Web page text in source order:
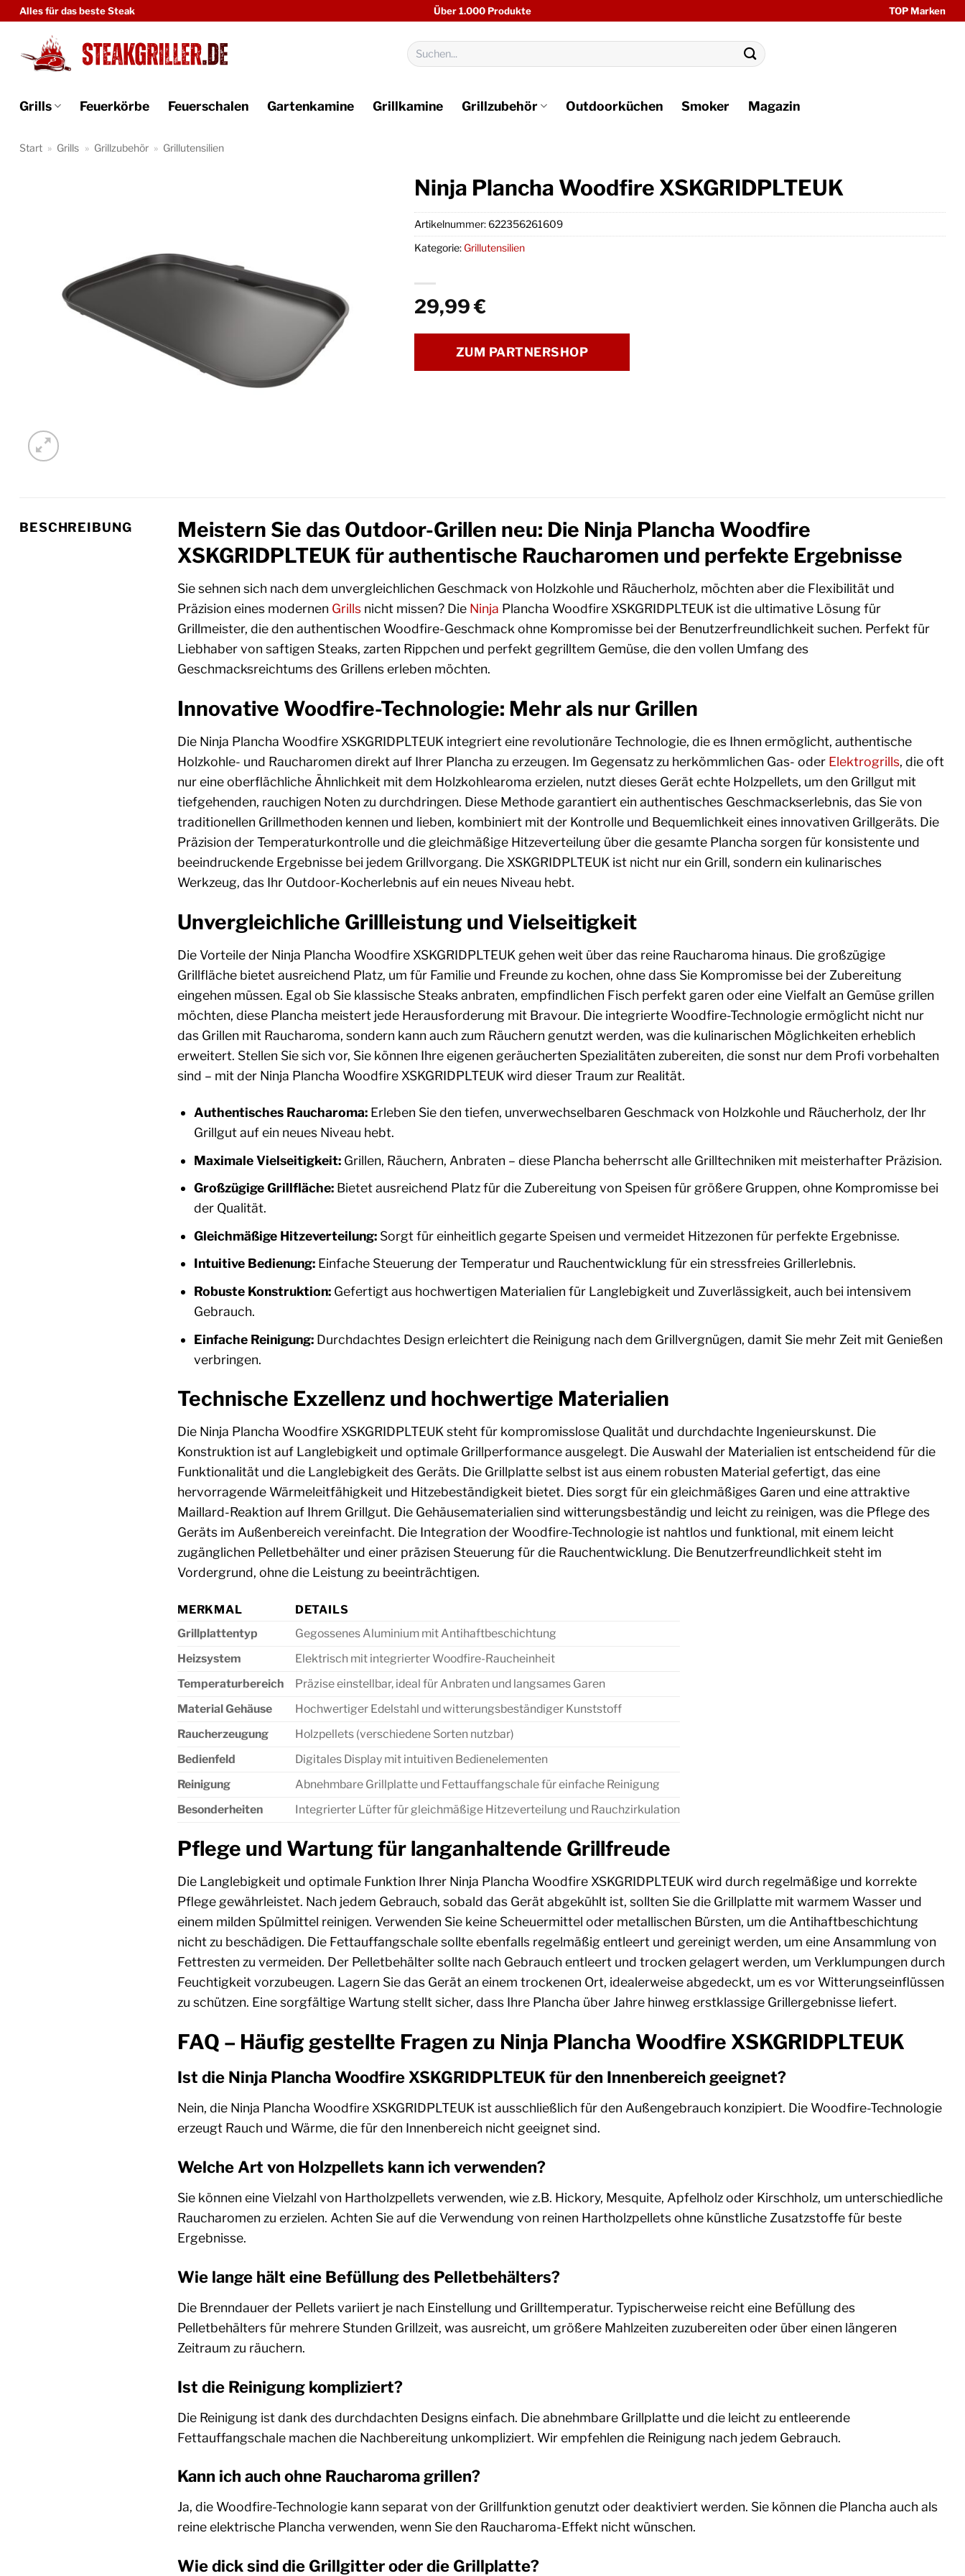
Zum
springen
Alles für das beste Steak Über 1.000 Produkte TOP Marken
Suchen
nach:
Grills Feuerkörbe Feuerschalen Gartenkamine Grillkamine Grillzubehör Outdoorküchen Smoker Magazin
Start » Grills » Grillzubehör » Grillutensilien
Ninja Plancha Woodfire XSKGRIDPLTEUK
29,99€
ZUM PARTNERSHOP
Artikelnummer: 622356261609
Kategorie: Grillutensilien
BESCHREIBUNG
Meistern Sie das Outdoor-Grillen neu: Die Ninja Plancha Woodfire
XSKGRIDPLTEUK für authentische Raucharomen und perfekte Ergebnisse
Sie sehnen sich nach dem unvergleichlichen Geschmack von Holzkohle und Räucherholz, möchten aber die Flexibilität und
Präzision eines modernen Grills nicht missen? Die Ninja Plancha Woodfire XSKGRIDPLTEUK ist die ultimative Lösung für
Grillmeister, die den authentischen Woodfire-Geschmack ohne Kompromisse bei der Benutzerfreundlichkeit suchen. Perfekt für
Liebhaber von saftigen Steaks, zarten Rippchen und perfekt gegrilltem Gemüse, die den vollen Umfang des
Geschmacksreichtums des Grillens erleben möchten.
Innovative Woodfire-Technologie: Mehr als nur Grillen
Die Ninja Plancha Woodfire XSKGRIDPLTEUK integriert eine revolutionäre Technologie, die es Ihnen ermöglicht, authentische
Holzkohle- und Raucharomen direkt auf Ihrer Plancha zu erzeugen. Im Gegensatz zu herkömmlichen Gas- oder Elektrogrills, die oft
nur eine oberflächliche Ähnlichkeit mit dem Holzkohlearoma erzielen, nutzt dieses Gerät echte Holzpellets, um den Grillgut mit
tiefgehenden, rauchigen Noten zu durchdringen. Diese Methode garantiert ein authentisches Geschmackserlebnis, das Sie von
traditionellen Grillmethoden kennen und lieben, kombiniert mit der Kontrolle und Bequemlichkeit eines innovativen Grillgeräts. Die
Präzision der Temperaturkontrolle und die gleichmäßige Hitzeverteilung über die gesamte Plancha sorgen für konsistente und
beeindruckende Ergebnisse bei jedem Grillvorgang. Die XSKGRIDPLTEUK ist nicht nur ein Grill, sondern ein kulinarisches
Werkzeug, das Ihr Outdoor-Kocherlebnis auf ein neues Niveau hebt.
Unvergleichliche Grillleistung und Vielseitigkeit
Die Vorteile der Ninja Plancha Woodfire XSKGRIDPLTEUK gehen weit über das reine Raucharoma hinaus. Die großzügige
Grillfläche bietet ausreichend Platz, um für Familie und Freunde zu kochen, ohne dass Sie Kompromisse bei der Zubereitung
eingehen müssen. Egal ob Sie klassische Steaks anbraten, empfindlichen Fisch perfekt garen oder eine Vielfalt an Gemüse grillen
möchten, diese Plancha meistert jede Herausforderung mit Bravour. Die integrierte Woodfire-Technologie ermöglicht nicht nur
das Grillen mit Raucharoma, sondern kann auch zum Räuchern genutzt werden, was die kulinarischen Möglichkeiten erheblich
erweitert. Stellen Sie sich vor, Sie können Ihre eigenen geräucherten Spezialitäten zubereiten, die sonst nur dem Profi vorbehalten
sind – mit der Ninja Plancha Woodfire XSKGRIDPLTEUK wird dieser Traum zur Realität.
Authentisches Raucharoma:Erleben Sie den tiefen, unverwechselbaren Geschmack von Holzkohle und Räucherholz, der Ihr
Grillgut auf ein neues Niveau hebt.
Maximale Vielseitigkeit:Grillen, Räuchern, Anbraten – diese Plancha beherrscht alle Grilltechniken mit meisterhafter Präzision.
Großzügige Grillfläche:Bietet ausreichend Platz für die Zubereitung von Speisen für größere Gruppen, ohne Kompromisse bei
der Qualität.
Gleichmäßige Hitzeverteilung:Sorgt für einheitlich gegarte Speisen und vermeidet Hitzezonen für perfekte Ergebnisse.
Intuitive Bedienung:Einfache Steuerung der Temperatur und Rauchentwicklung für ein stressfreies Grillerlebnis.
Robuste Konstruktion:Gefertigt aus hochwertigen Materialien für Langlebigkeit und Zuverlässigkeit, auch bei intensivem
Gebrauch.
Einfache Reinigung:Durchdachtes Design erleichtert die Reinigung nach dem Grillvergnügen, damit Sie mehr Zeit mit Genießen
verbringen.
Technische Exzellenz und hochwertige Materialien
Die Ninja Plancha Woodfire XSKGRIDPLTEUK steht für kompromisslose Qualität und durchdachte Ingenieurskunst. Die
Konstruktion ist auf Langlebigkeit und optimale Grillperformance ausgelegt. Die Auswahl der Materialien ist entscheidend für die
Funktionalität und die Langlebigkeit des Geräts. Die Grillplatte selbst ist aus einem robusten Material gefertigt, das eine
hervorragende Wärmeleitfähigkeit und Hitzebeständigkeit bietet. Dies sorgt für ein gleichmäßiges Garen und eine attraktive
Maillard-Reaktion auf Ihrem Grillgut. Die Gehäusematerialien sind witterungsbeständig und leicht zu reinigen, was die Pflege des
Geräts im Außenbereich vereinfacht. Die Integration der Woodfire-Technologie ist nahtlos und funktional, mit einem leicht
zugänglichen Pelletbehälter und einer präzisen Steuerung für die Rauchentwicklung. Die Benutzerfreundlichkeit steht im
Vordergrund, ohne die Leistung zu beeinträchtigen.
MERKMAL
DETAILS
Grillplattentyp
Gegossenes Aluminium mit Antihaftbeschichtung
Heizsystem
Elektrisch mit integrierter Woodfire-Raucheinheit
Temperaturbereich
Präzise einstellbar, ideal für Anbraten und langsames Garen
Material Gehäuse
Hochwertiger Edelstahl und witterungsbeständiger Kunststoff
Raucherzeugung
Holzpellets (verschiedene Sorten nutzbar)
Bedienfeld
Digitales Display mit intuitiven Bedienelementen
Reinigung
Abnehmbare Grillplatte und Fettauffangschale für einfache Reinigung
Besonderheiten
Integrierter Lüfter für gleichmäßige Hitzeverteilung und Rauchzirkulation
Pflege und Wartung für langanhaltende Grillfreude
Die Langlebigkeit und optimale Funktion Ihrer Ninja Plancha Woodfire XSKGRIDPLTEUK wird durch regelmäßige und korrekte
Pflege gewährleistet. Nach jedem Gebrauch, sobald das Gerät abgekühlt ist, sollten Sie die Grillplatte mit warmem Wasser und
einem milden Spülmittel reinigen. Verwenden Sie keine Scheuermittel oder metallischen Bürsten, um die Antihaftbeschichtung
nicht zu beschädigen. Die Fettauffangschale sollte ebenfalls regelmäßig entleert und gereinigt werden, um eine Ansammlung von
Fettresten zu vermeiden. Der Pelletbehälter sollte nach Gebrauch entleert und trocken gelagert werden, um Verklumpungen durch
Feuchtigkeit vorzubeugen. Lagern Sie das Gerät an einem trockenen Ort, idealerweise abgedeckt, um es vor Witterungseinflüssen
zu schützen. Eine sorgfältige Wartung stellt sicher, dass Ihre Plancha über Jahre hinweg erstklassige Grillergebnisse liefert.
FAQ – Häufig gestellte Fragen zu Ninja Plancha Woodfire XSKGRIDPLTEUK
Ist die Ninja Plancha Woodfire XSKGRIDPLTEUK für den Innenbereich geeignet?
Nein, die Ninja Plancha Woodfire XSKGRIDPLTEUK ist ausschließlich für den Außengebrauch konzipiert. Die Woodfire-Technologie
erzeugt Rauch und Wärme, die für den Innenbereich nicht geeignet sind.
Welche Art von Holzpellets kann ich verwenden?
Sie können eine Vielzahl von Hartholzpellets verwenden, wie z.B. Hickory, Mesquite, Apfelholz oder Kirschholz, um unterschiedliche
Raucharomen zu erzielen. Achten Sie auf die Verwendung von reinen Hartholzpellets ohne künstliche Zusatzstoffe für beste
Ergebnisse.
Wie lange hält eine Befüllung des Pelletbehälters?
Die Brenndauer der Pellets variiert je nach Einstellung und Grilltemperatur. Typischerweise reicht eine Befüllung des
Pelletbehälters für mehrere Stunden Grillzeit, was ausreicht, um größere Mahlzeiten zuzubereiten oder über einen längeren
Zeitraum zu räuchern.
Ist die Reinigung kompliziert?
Die Reinigung ist dank des durchdachten Designs einfach. Die abnehmbare Grillplatte und die leicht zu entleerende
Fettauffangschale machen die Nachbereitung unkompliziert. Wir empfehlen die Reinigung nach jedem Gebrauch.
Kann ich auch ohne Raucharoma grillen?
Ja, die Woodfire-Technologie kann separat von der Grillfunktion genutzt oder deaktiviert werden. Sie können die Plancha auch als
reine elektrische Plancha verwenden, wenn Sie den Raucharoma-Effekt nicht wünschen.
Wie dick sind die Grillgitter oder die Grillplatte?